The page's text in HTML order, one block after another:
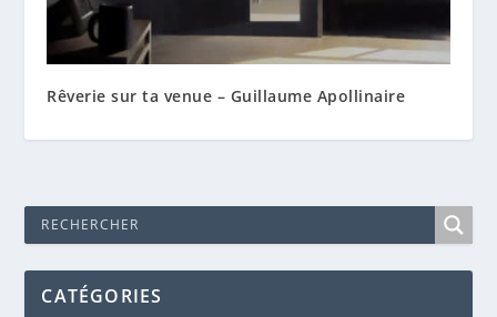
Rêverie sur ta venue – Guillaume Apollinaire
CATÉGORIES